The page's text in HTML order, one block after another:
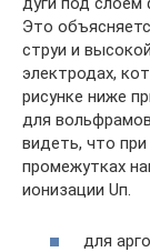
Это
струи и
электродах,
рисунке ниже
для
видеть, что
промежутках
ионизации Uп.
для